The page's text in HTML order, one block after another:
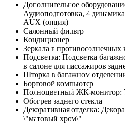
Дополнительное
Аудиоподготовка, 4
AUX (опция)
Салонный фильтр
Кондиционер
Зеркала в противосолнечных
Подсветка: Подсветка
в салоне для пассажиров
Шторка в багажном
Бортовой компьютер
Полноцветный ЖК-монитор:
Обогрев заднего стекла
Декоративная отделка:
\"матовый хром\"